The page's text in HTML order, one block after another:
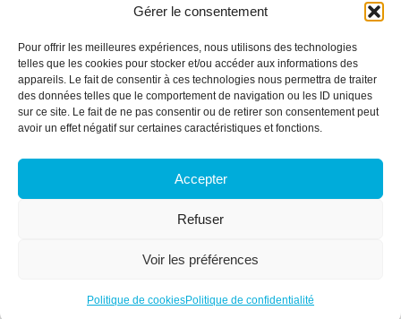
Gérer le consentement
Pour offrir les meilleures expériences, nous utilisons des technologies
telles que les cookies pour stocker et/ou accéder aux informations des
appareils. Le fait de consentir à ces technologies nous permettra de traiter
des données telles que le comportement de navigation ou les ID uniques
sur ce site. Le fait de ne pas consentir ou de retirer son consentement peut
avoir un effet négatif sur certaines caractéristiques et fonctions.
Accepter
Refuser
Voir les préférences
Politique de cookiesPolitique de confidentialité
Namur Office Park
5101 Loyers
Plan du site
Qui sommes-nous ?
Services & Formations